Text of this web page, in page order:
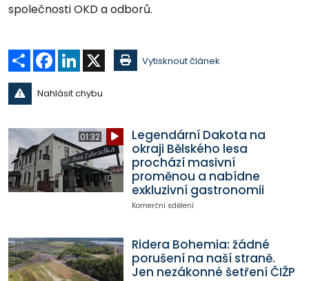
společnosti OKD a odborů.
Sdílet Facebook
LinkedIn Vytisknout článek
Nahlásit chybu
01:32
Legendární Dakota na
okraji Bělského lesa
prochází masivní
proměnou a nabídne
exkluzivní gastronomii
Komerční sdělení
Ridera Bohemia: žádné
porušení na naší straně.
Jen nezákonné šetření ČIŽP